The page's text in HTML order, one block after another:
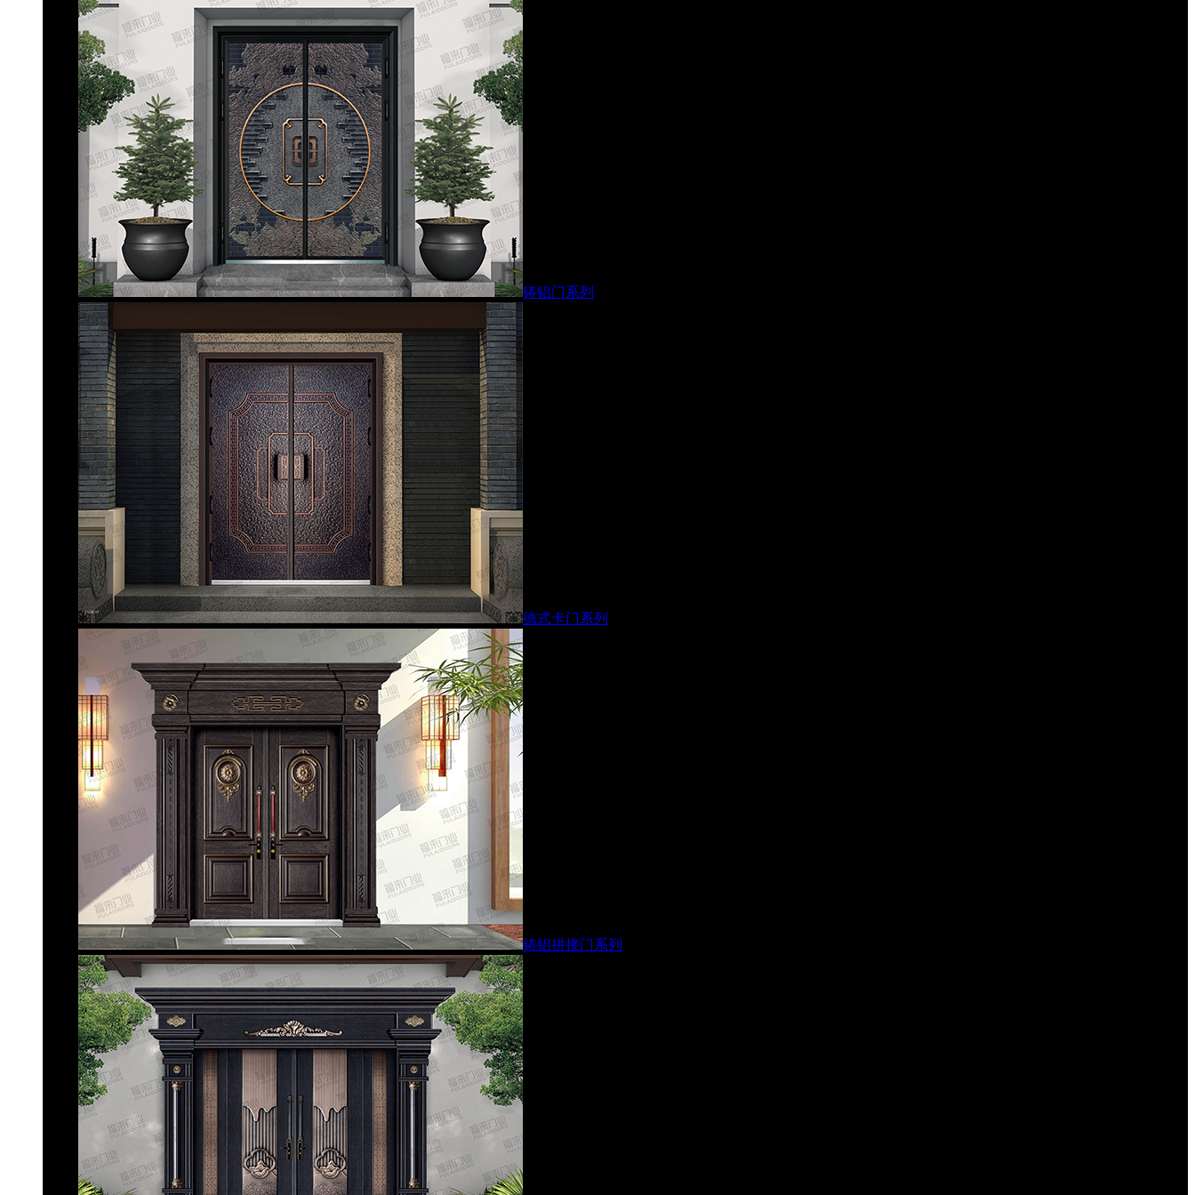
铸铝门系列
德式卡门系列
铸铝拼接门系列